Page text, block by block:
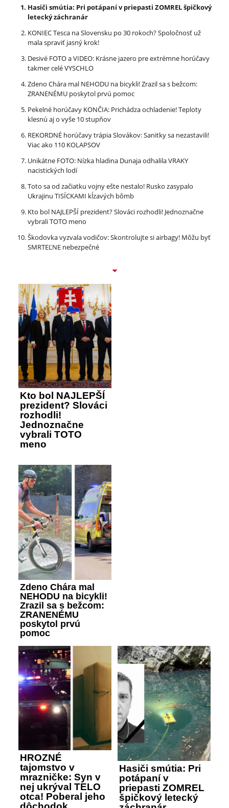
Hasiči smútia: Pri potápaní v priepasti ZOMREL špičkový
letecký záchranár
KONIEC Tesca na Slovensku po 30 rokoch? Spoločnosť už
mala spraviť jasný krok!
Desivé FOTO a VIDEO: Krásne jazero pre extrémne horúčavy
takmer celé VYSCHLO
Zdeno Chára mal NEHODU na bicykli! Zrazil sa s bežcom:
ZRANENÉMU poskytol prvú pomoc
Pekelné horúčavy KONČIA: Prichádza ochladenie! Teploty
klesnú aj o vyše 10 stupňov
REKORDNÉ horúčavy trápia Slovákov: Sanitky sa nezastavili!
Viac ako 110 KOLAPSOV
Unikátne FOTO: Nízka hladina Dunaja odhalila VRAKY
nacistických lodí
Toto sa od začiatku vojny ešte nestalo! Rusko zasypalo
Ukrajinu TISÍCKAMI kĺzavých bômb
Kto bol NAJLEPŠÍ prezident? Slováci rozhodli! Jednoznačne
vybrali TOTO meno
Škodovka vyzvala vodičov: Skontrolujte si airbagy! Môžu byť
SMRTEĽNE nebezpečné
Kto bol NAJLEPŠÍ
prezident? Slováci
rozhodli!
Jednoznačne
vybrali TOTO
meno
Zdeno Chára mal
NEHODU na bicykli!
Zrazil sa s bežcom:
ZRANENÉMU
poskytol prvú
pomoc
HROZNÉ
tajomstvo v
mrazničke: Syn v
nej ukrýval TELO
otca! Poberal jeho
Hasiči smútia: Pri
potápaní v
priepasti ZOMREL
špičkový letecký